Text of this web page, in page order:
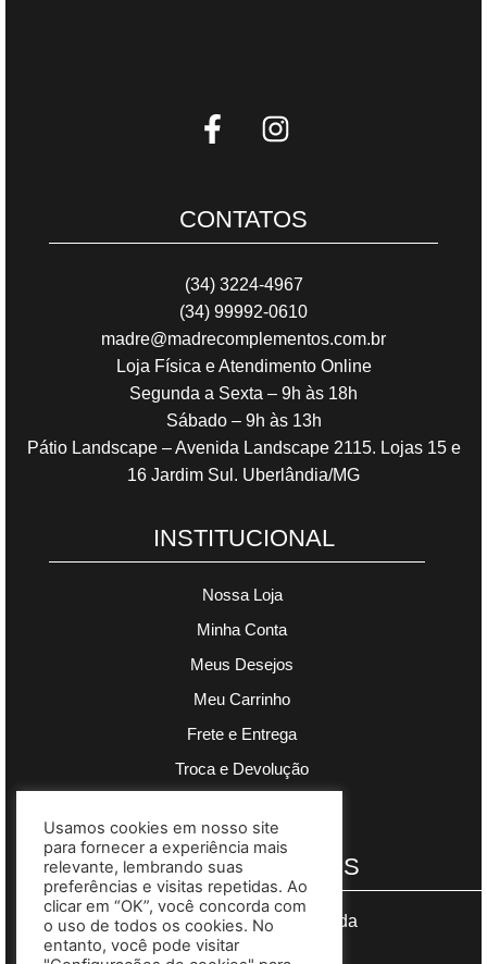
CONTATOS
(34) 3224-4967
(34) 99992-0610
madre@madrecomplementos.com.br
Loja Física e Atendimento Online
Segunda a Sexta – 9h às 18h
Sábado – 9h às 13h
Pátio Landscape – Avenida Landscape 2115. Lojas 15 e
16 Jardim Sul. Uberlândia/MG
INSTITUCIONAL
Nossa Loja
Minha Conta
Meus Desejos
Meu Carrinho
Frete e Entrega
Troca e Devolução
PAGAMENTOS
Segurança garantida
Usamos cookies em nosso site
para fornecer a experiência mais
relevante, lembrando suas
preferências e visitas repetidas. Ao
clicar em “OK”, você concorda com
o uso de todos os cookies. No
entanto, você pode visitar